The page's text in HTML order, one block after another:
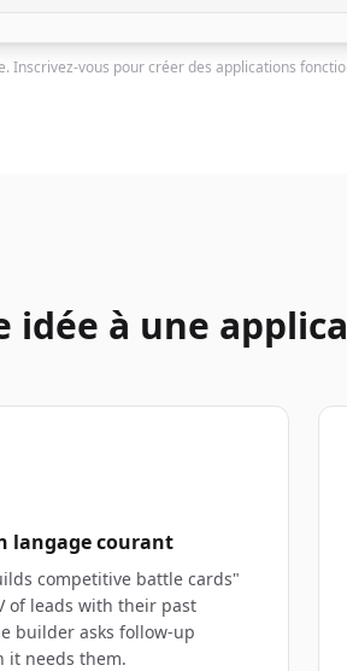
Inscrivez-vous pour créer des applications
idée à une
langage courant
competitive battle cards"
of leads with their past
builder asks follow-up
it needs them.